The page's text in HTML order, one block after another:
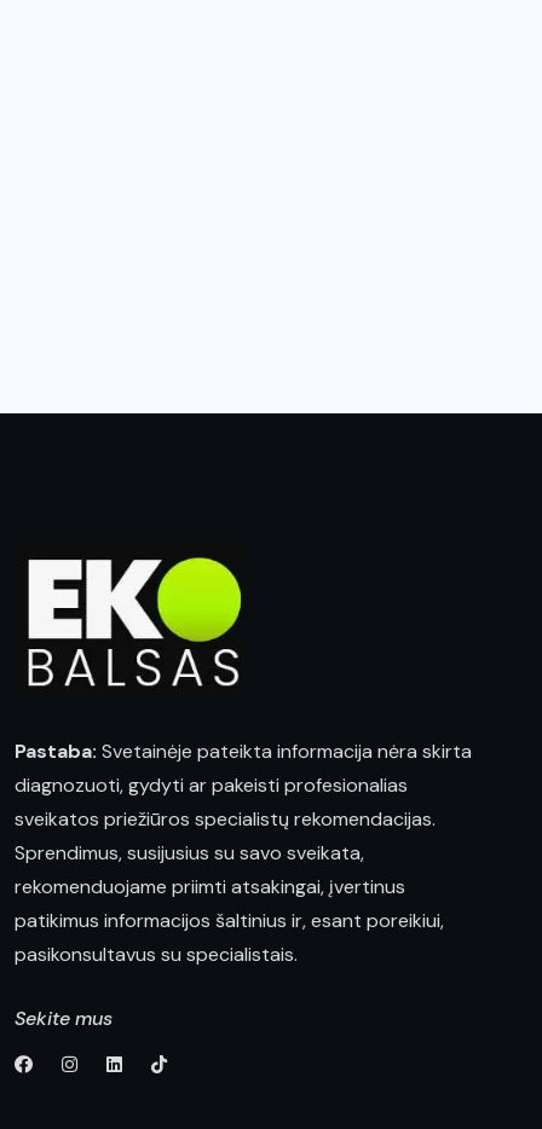
Pastaba: Svetainėje pateikta informacija nėra skirta
diagnozuoti, gydyti ar pakeisti profesionalias
sveikatos priežiūros specialistų rekomendacijas.
Sprendimus, susijusius su savo sveikata,
rekomenduojame priimti atsakingai, įvertinus
patikimus informacijos šaltinius ir, esant poreikiui,
pasikonsultavus su specialistais.
Sekite mus